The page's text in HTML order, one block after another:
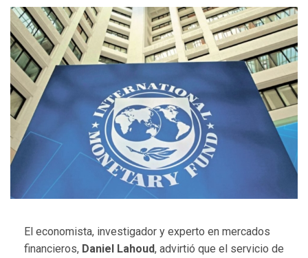
El economista, investigador y experto en mercados
financieros, Daniel Lahoud, advirtió que el servicio de